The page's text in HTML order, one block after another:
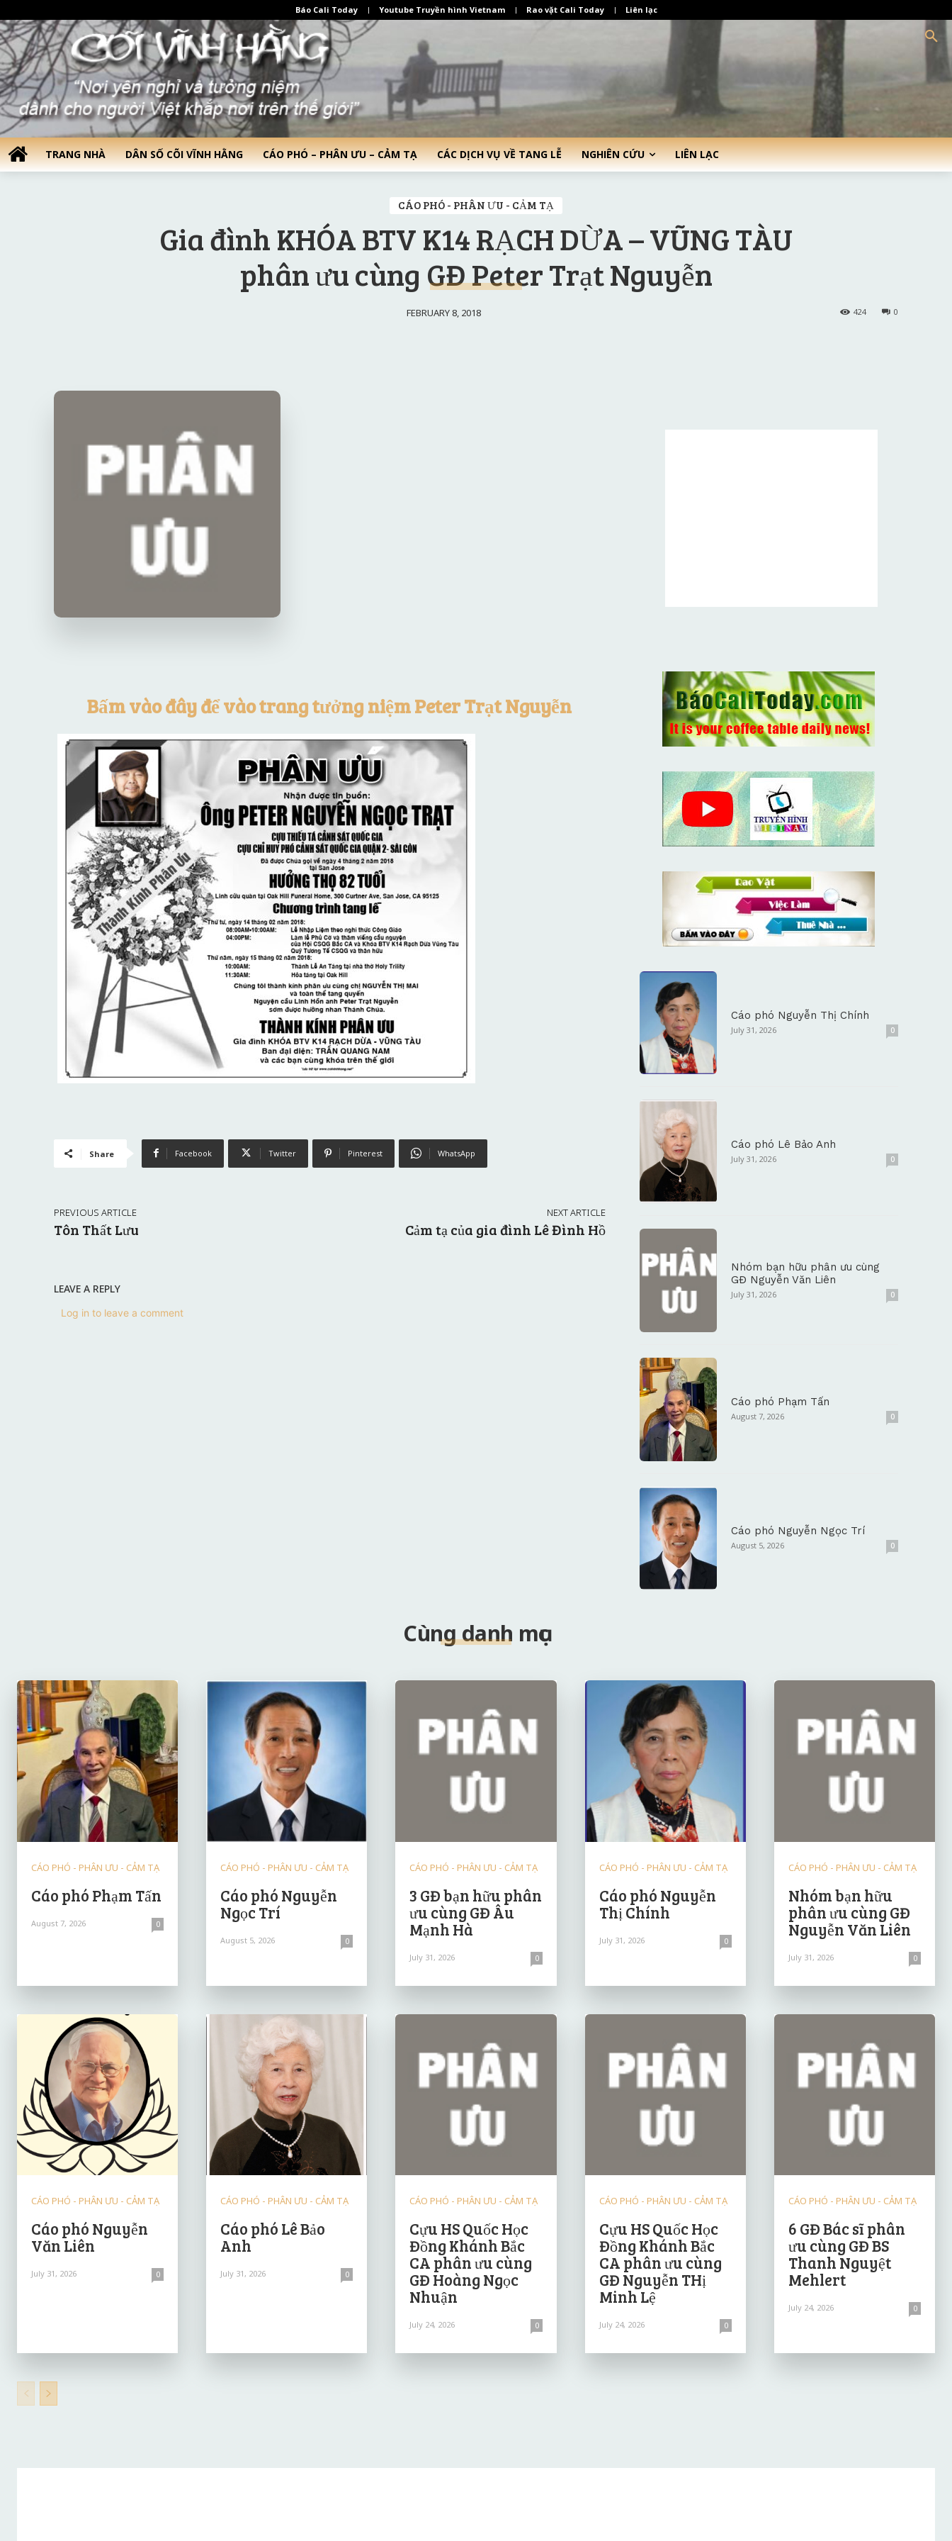
Báo Cali Today Youtube Truyền hình Vietnam Rao vặt Cali Today Liên lạc
TRANG NHÀ DÂN SỐ CÕI VĨNH HẰNG CÁO PHÓ – PHÂN ƯU – CẢM TẠ CÁC DỊCH VỤ VỀ TANG LỄ NGHIÊN CỨU LIÊN LẠC
CÁO PHÓ - PHÂN ƯU - CẢM TẠ
Gia đình KHÓA BTV K14 RẠCH DỪA – VŨNG TÀU
phân ưu cùng GĐ Peter Trạt Nguyễn
FEBRUARY 8, 2018 0
424
Bấm vào đây để vào trang tưởng niệm Peter Trạt Nguyễn
Share Facebook Twitter Pinterest WhatsApp
PREVIOUS ARTICLE
Tôn Thất Lưu
NEXT ARTICLE
Cảm tạ của gia đình Lê Đình Hồ
LEAVE A REPLY
Log in to leave a comment
Cáo phó Nguyễn Thị Chính
July 31, 2026 0
Cáo phó Lê Bảo Anh
July 31, 2026 0
Nhóm bạn hữu phân ưu cùng
GĐ Nguyễn Văn Liên
July 31, 2026 0
Cáo phó Phạm Tấn
August 7, 2026 0
Cáo phó Nguyễn Ngọc Trí
August 5, 2026 0
Cùng danh mục
CÁO PHÓ - PHÂN ƯU - CẢM TẠ
Cáo phó Phạm Tấn
August 7, 2026 0
CÁO PHÓ - PHÂN ƯU - CẢM TẠ
Cáo phó Nguyễn
Ngọc Trí
August 5, 2026 0
CÁO PHÓ - PHÂN ƯU - CẢM TẠ
3 GĐ bạn hữu phân
ưu cùng GĐ Âu
Mạnh Hà
July 31, 2026 0
CÁO PHÓ - PHÂN ƯU - CẢM TẠ
Cáo phó Nguyễn
Thị Chính
July 31, 2026 0
CÁO PHÓ - PHÂN ƯU - CẢM TẠ
Nhóm bạn hữu
phân ưu cùng GĐ
Nguyễn Văn Liên
July 31, 2026 0
CÁO PHÓ - PHÂN ƯU - CẢM TẠ
Cáo phó Nguyễn
Văn Liên
July 31, 2026 0
CÁO PHÓ - PHÂN ƯU - CẢM TẠ
Cáo phó Lê Bảo
Anh
July 31, 2026 0
CÁO PHÓ - PHÂN ƯU - CẢM TẠ
Cựu HS Quốc Học
Đồng Khánh Bắc
CA phân ưu cùng
GĐ Hoàng Ngọc
Nhuận
July 24, 2026 0
CÁO PHÓ - PHÂN ƯU - CẢM TẠ
Cựu HS Quốc Học
Đồng Khánh Bắc
CA phân ưu cùng
GĐ Nguyễn THị
Minh Lệ
July 24, 2026 0
CÁO PHÓ - PHÂN ƯU - CẢM TẠ
6 GĐ Bác sĩ phân
ưu cùng GĐ BS
Thanh Nguyệt
Mehlert
July 24, 2026 0